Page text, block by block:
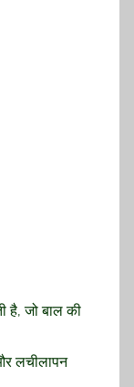
है, जो बाल की
लचीलापन